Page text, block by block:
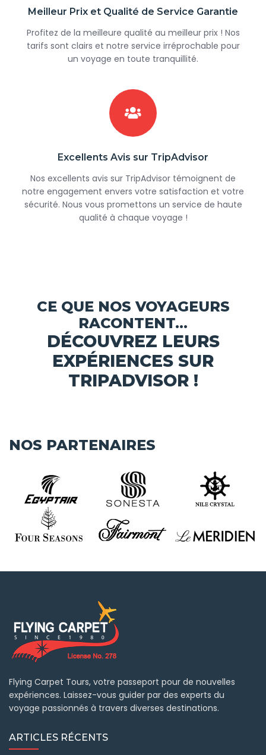
Meilleur Prix et Qualité de Service Garantie
Profitez de la meilleure qualité au meilleur prix ! Nos
tarifs sont clairs et notre service irréprochable pour
un voyage en toute tranquillité.
Excellents Avis sur TripAdvisor
Nos excellents avis sur TripAdvisor témoignent de
notre engagement envers votre satisfaction et votre
sécurité. Nous vous promettons un service de haute
qualité à chaque voyage !
CE QUE NOS VOYAGEURS
RACONTENT...
DÉCOUVREZ LEURS
EXPÉRIENCES SUR
TRIPADVISOR !
NOS PARTENAIRES
Flying Carpet Tours, votre passeport pour de nouvelles
expériences. Laissez-vous guider par des experts du
voyage passionnés à travers diverses destinations.
ARTICLES RÉCENTS